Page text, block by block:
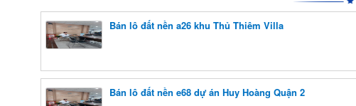
Bán lô đất nền a26 khu Thủ Thiêm Villa
Bán lô đất nền e68 dự án Huy Hoàng Quận 2